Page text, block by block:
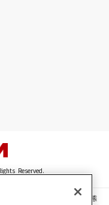
Reserved.
・動画・音声等を、手段や形態